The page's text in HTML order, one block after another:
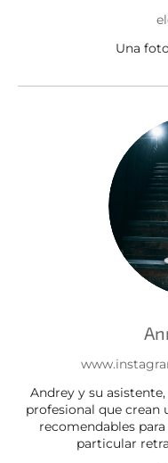
Una
Andrey y su
profesional que crean
recomendables
particular